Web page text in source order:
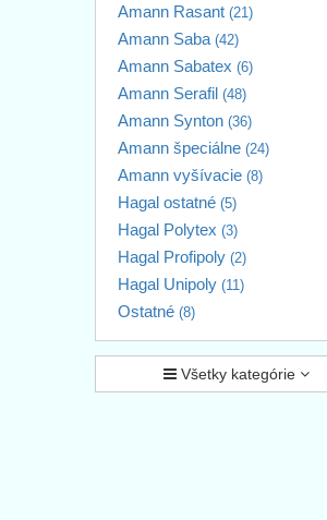
Amann Rasant (21)
Amann Saba (42)
Amann Sabatex (6)
Amann Serafil (48)
Amann Synton (36)
Amann špeciálne (24)
Amann vyšívacie (8)
Hagal ostatné (5)
Hagal Polytex (3)
Hagal Profipoly (2)
Hagal Unipoly (11)
Ostatné (8)
Všetky kategórie